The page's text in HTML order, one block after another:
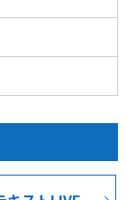
甲府は自力で
テム「3-1-4-
ながらも勝ち切
い逆転負けを
ンタリティ、
律を維持できる
ある。立ち上が
うふうに強く
中では、やって
れはどのよう
かかっていない
後競るというと
は、もうやはり